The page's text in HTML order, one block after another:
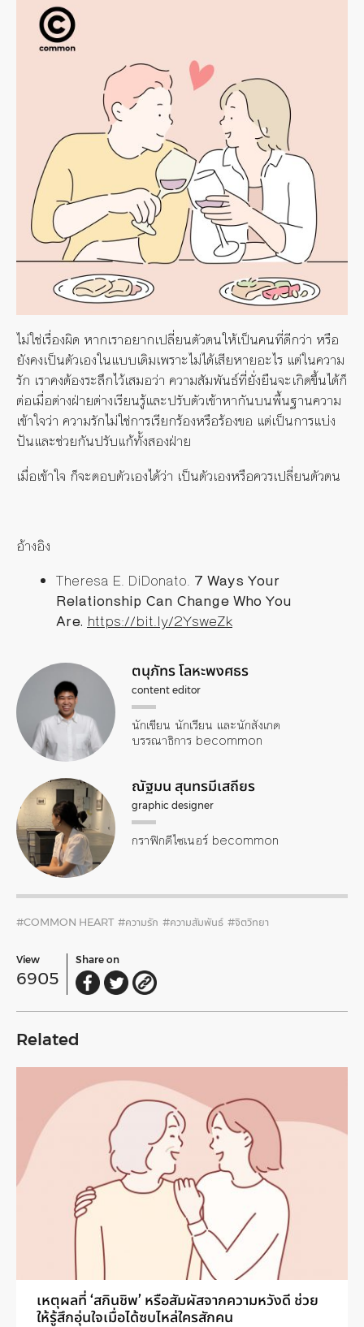
ไม่ใช่เรื่องผิด หากเราอยากเปลี่ยนตัวตนให้เป็นคนที่ดีกว่า หรือ
ยังคงเป็นตัวเองในแบบเดิมเพราะไม่ได้เสียหายอะไร แต่ในความ
รัก เราคงต้องระลึกไว้เสมอว่า ความสัมพันธ์ที่ยังยืนจะเกิดขึ้นได้ก็
ต่อเมื่อต่างฝ่ายต่างเรียนรู้และปรับตัวเข้าหากันบนพื้นฐานความ
เข้าใจว่า ความรักไม่ใช่การเรียกร้องหรือร้องขอ แต่เป็นการแบ่ง
ปันและช่วยกันปรับแก้ทั้งสองฝ่าย
เมื่อเข้าใจ ก็จะตอบตัวเองได้ว่า เป็นตัวเองหรือควรเปลี่ยนตัวตน
อ้างอิง
Theresa E. DiDonato. 7 Ways Your
Relationship Can Change Who You
Are. https://bit.ly/2YsweZk
ตนุภัทร โลหะพงศธร
content editor
นักเขียน นักเรียน และนักสังเกต
บรรณาธิการ becommon
ณัฐมน สุนทรมีเสถียร
graphic designer
กราฟิกดีไซเนอร์ becommon
#COMMON HEART #ความรัก #ความสัมพันธ์ #จิตวิทยา
View
6905
Share on
Related
เหตุผลที่ ‘สกินชิพ’ หรือสัมผัสจากความหวังดี ช่วย
ให้รู้สึกอุ่นใจเมื่อได้ซบไหล่ใครสักคน